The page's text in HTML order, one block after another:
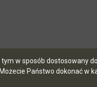
w sposób dostosowany
Państwo dokonać w